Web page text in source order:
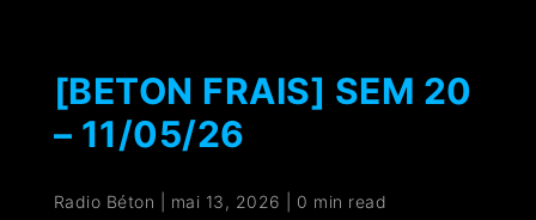
[BETON FRAIS] SEM 20
– 11/05/26
Radio Béton mai 13, 2026 0 min read